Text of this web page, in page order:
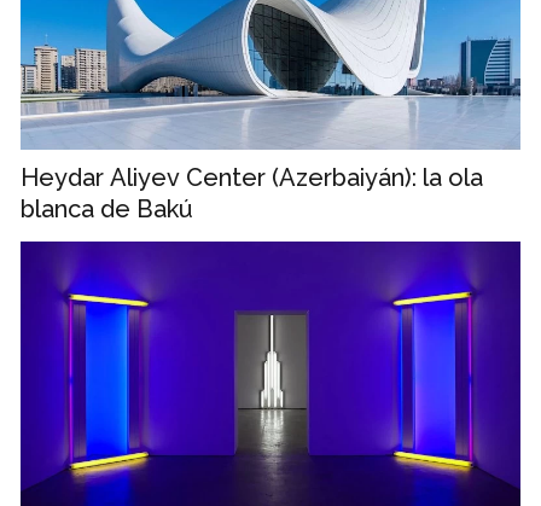
Heydar Aliyev Center (Azerbaiyán): la ola
blanca de Bakú